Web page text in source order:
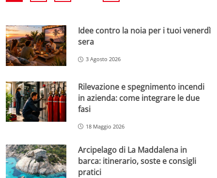
Idee contro la noia per i tuoi venerdì
sera
3 Agosto 2026
Rilevazione e spegnimento incendi
in azienda: come integrare le due
fasi
18 Maggio 2026
Arcipelago di La Maddalena in
barca: itinerario, soste e consigli
pratici